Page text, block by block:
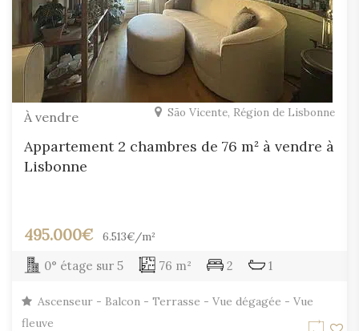
À vendre São Vicente, Région de Lisbonne
Appartement 2 chambres de 76 m² à vendre à
Lisbonne
495.000€ 6.513€/m²
0° étage sur 5 76 m² 2 1
Ascenseur - Balcon - Terrasse - Vue dégagée - Vue
fleuve